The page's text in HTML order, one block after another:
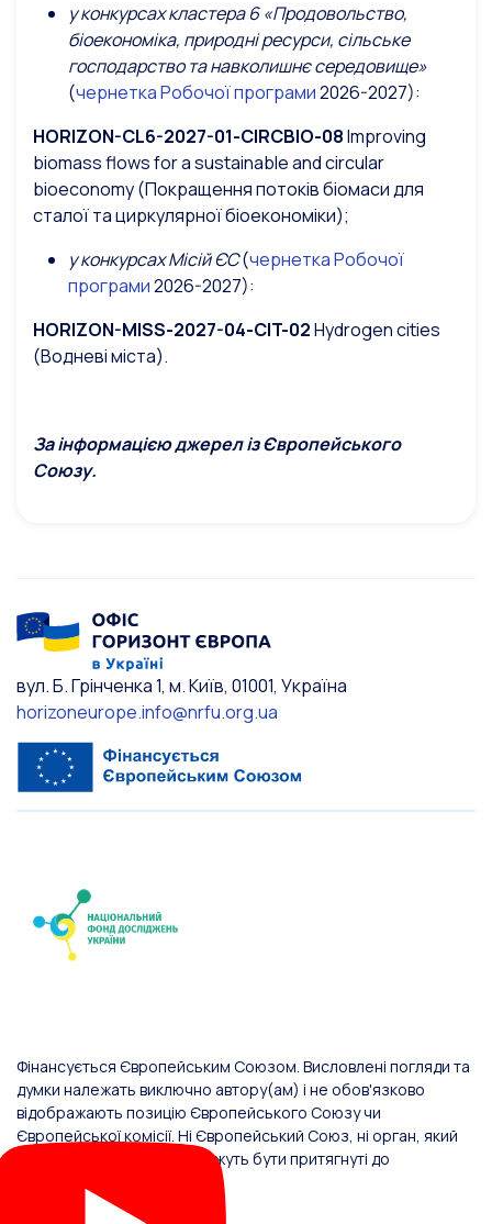
у конкурсахкластера 6 «Продовольство,
біоекономіка, природні ресурси, сільське
господарство та навколишнє середовище»
(чернетка Робочої програми2026-2027):
HORIZON-CL6-2027-01-CIRCBIO-08Improving
biomass flows for a sustainable and circular
bioeconomy (Покращення потоків біомаси для
сталої та циркулярної біоекономіки);
у конкурсахМісій ЄС(чернетка Робочої
програми2026-2027):
HORIZON-MISS-2027-04-CIT-02Hydrogen cities
(Водневі міста).
За інформацією джерел із Європейського
Союзу.
вул. Б. Грінченка 1, м. Київ, 01001, Україна
horizoneurope.info@nrfu.org.ua
Фінансується Європейським Союзом. Висловлені погляди та
думки належать виключно автору(ам) і не обов'язково
відображають позицію Європейського Союзу чи
Європейської комісії. Ні Європейський Союз, ні орган, який
надав фінансування, не можуть бути притягнуті до